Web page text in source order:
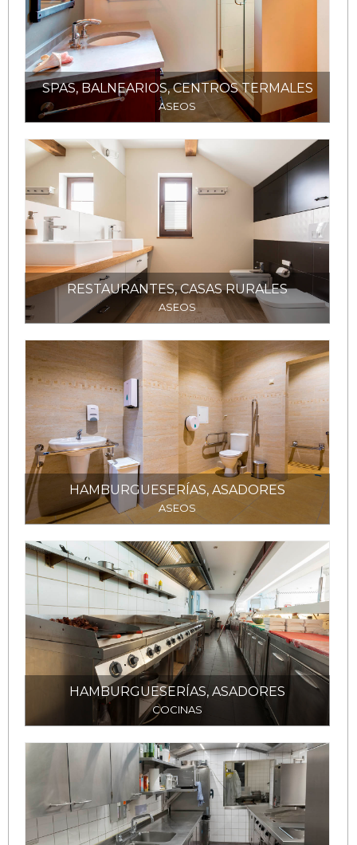
SPAS, BALNEARIOS, CENTROS TERMALES
ASEOS
RESTAURANTES, CASAS RURALES
ASEOS
HAMBURGUESERÍAS, ASADORES
ASEOS
HAMBURGUESERÍAS, ASADORES
COCINAS